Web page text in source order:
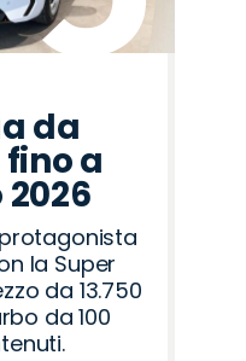
da
fino a
la Super
da 13.750
da 100